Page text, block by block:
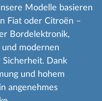
Modelle basieren
Fiat oder Citroën –
Bordelektronik,
modernen
Dank
und hohem
angenehmes